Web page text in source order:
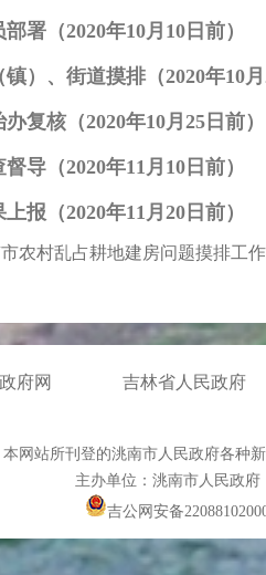
署（2020年10月10日前）
镇）、街道摸排（2020年10
复核（2020年10月25日前）
导（2020年11月10日前）
报（2020年11月20日前）
农村乱占耕地建房问题摸排工
府网 吉林省人民政府
本网站所刊登的洮南市人民政府各种
主办单位：洮南市人民政
吉公网安备